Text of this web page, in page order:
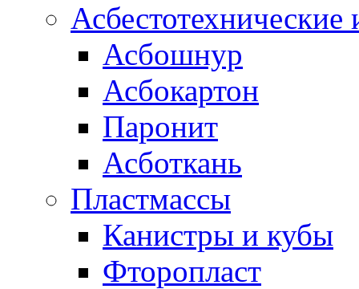
Асбестотехнические
Асбошнур
Асбокартон
Паронит
Асботкань
Пластмассы
Канистры и кубы
Фторопласт